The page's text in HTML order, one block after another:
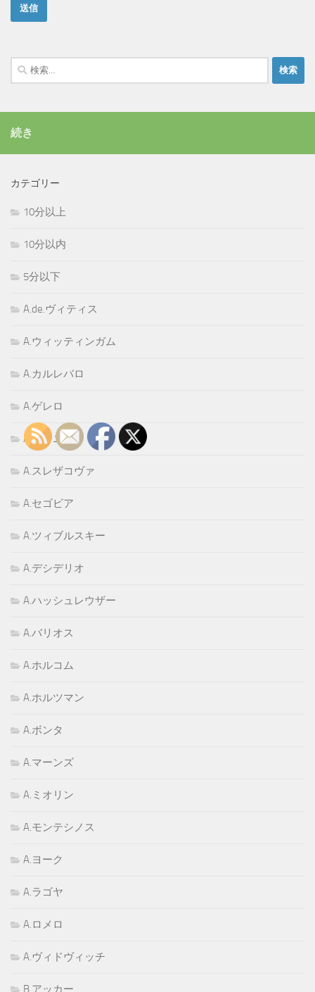
検
索:
続き
カテゴリー
10分以上
10分以内
5分以下
A.de.ヴィティス
A.ウィッティンガム
A.カルレバロ
A.ゲレロ
A.ゴーニ
A.スレザコヴァ
A.セゴビア
A.ツィブルスキー
A.デシデリオ
A.ハッシュレウザー
A.バリオス
A.ホルコム
A.ホルツマン
A.ボンタ
A.マーンズ
A.ミオリン
A.モンテシノス
A.ヨーク
A.ラゴヤ
A.ロメロ
A.ヴィドヴィッチ
B.アッカー